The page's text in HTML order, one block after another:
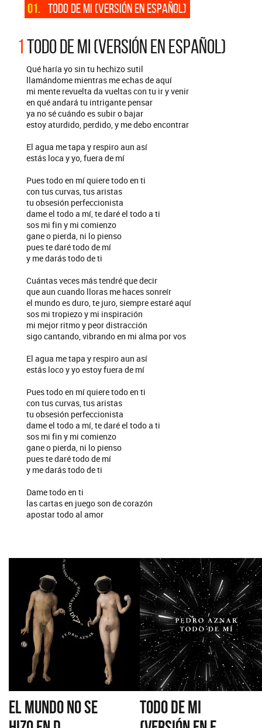
01. TODO DE MI (VERSIÓN EN ESPAÑOL)
1TODO DE MI (VERSIÓN EN ESPAÑOL)
Qué haría yo sin tu hechizo sutil
llamándome mientras me echas de aquí
mi mente revuelta da vueltas con tu ir y venir
en qué andará tu intrigante pensar
ya no sé cuándo es subir o bajar
estoy aturdido, perdido, y me debo encontrar
El agua me tapa y respiro aun así
estás loca y yo, fuera de mí
Pues todo en mí quiere todo en ti
con tus curvas, tus aristas
tu obsesión perfeccionista
dame el todo a mí, te daré el todo a ti
sos mi fin y mi comienzo
gane o pierda, ni lo pienso
pues te daré todo de mí
y me darás todo de ti
Cuántas veces más tendré que decir
que aun cuando lloras me haces sonreír
el mundo es duro, te juro, siempre estaré aquí
sos mi tropiezo y mi inspiración
mi mejor ritmo y peor distracción
sigo cantando, vibrando en mi alma por vos
El agua me tapa y respiro aun así
estás loco y yo estoy fuera de mí
Pues todo en mí quiere todo en ti
con tus curvas, tus aristas
tu obsesión perfeccionista
dame el todo a mí, te daré el todo a ti
sos mi fin y mi comienzo
gane o pierda, ni lo pienso
pues te daré todo de mí
y me darás todo de ti
Dame todo en ti
las cartas en juego son de corazón
apostar todo al amor
EL MUNDO NO SE
TODO DE MI